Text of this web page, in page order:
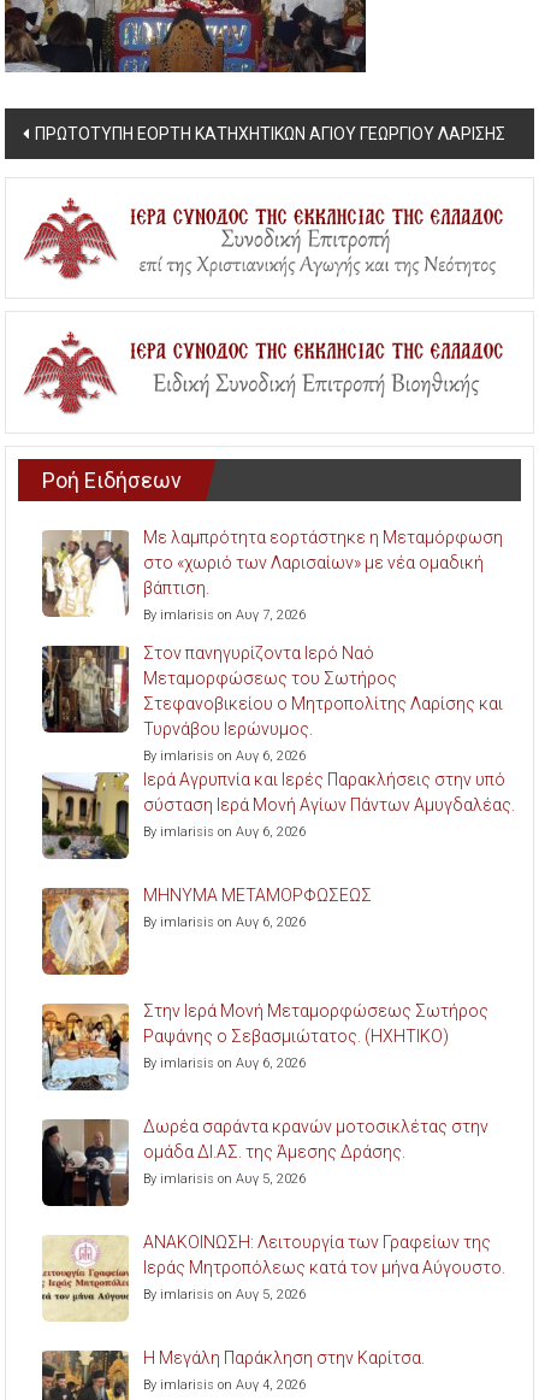
Post
navigation
ΠΡΩΤΟΤΥΠΗ ΕΟΡΤΗ ΚΑΤΗΧΗΤΙΚΩΝ ΑΓΙΟΥ ΓΕΩΡΓΙΟΥ ΛΑΡΙΣΗΣ
Ροή Ειδήσεων
Με λαμπρότητα εορτάστηκε η Μεταμόρφωση
στο «χωριό των Λαρισαίων» με νέα ομαδική
βάπτιση.
By imlarisis on Αυγ 7, 2026
Στον πανηγυρίζοντα Ιερό Ναό
Μεταμορφώσεως του Σωτήρος
Στεφανοβικείου ο Μητροπολίτης Λαρίσης και
Τυρνάβου Ιερώνυμος.
By imlarisis on Αυγ 6, 2026
Ιερά Αγρυπνία και Ιερές Παρακλήσεις στην υπό
σύσταση Ιερά Μονή Αγίων Πάντων Αμυγδαλέας.
By imlarisis on Αυγ 6, 2026
ΜΗΝΥΜΑ ΜΕΤΑΜΟΡΦΩΣΕΩΣ
By imlarisis on Αυγ 6, 2026
Στην Ιερά Μονή Μεταμορφώσεως Σωτήρος
Ραψάνης ο Σεβασμιώτατος. (ΗΧΗΤΙΚΟ)
By imlarisis on Αυγ 6, 2026
Δωρέα σαράντα κρανών μοτοσικλέτας στην
ομάδα ΔΙ.ΑΣ. της Άμεσης Δράσης.
By imlarisis on Αυγ 5, 2026
ΑΝΑΚΟΙΝΩΣΗ: Λειτουργία των Γραφείων της
Ιεράς Μητροπόλεως κατά τον μήνα Αύγουστο.
By imlarisis on Αυγ 5, 2026
Η Μεγάλη Παράκληση στην Καρίτσα.
By imlarisis on Αυγ 4, 2026